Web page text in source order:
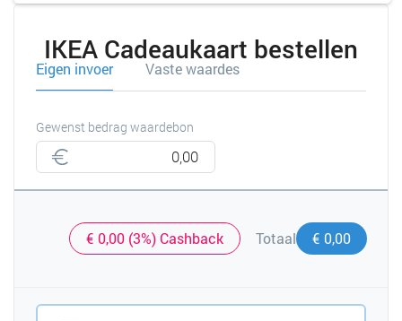
IKEA Cadeaukaart bestellen
Eigen invoer Vaste waardes
Gewenst bedrag waardebon
€ 0,00 (3%) Cashback Totaal € 0,00